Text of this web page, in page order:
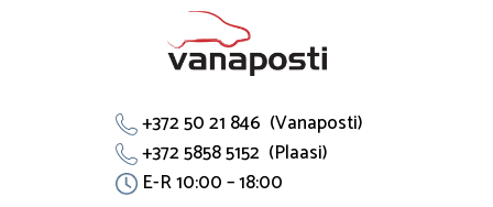
+372 50 21 846 (Vanaposti)
+372 5858 5152 (Plaasi)
E-R 10:00 – 18:00